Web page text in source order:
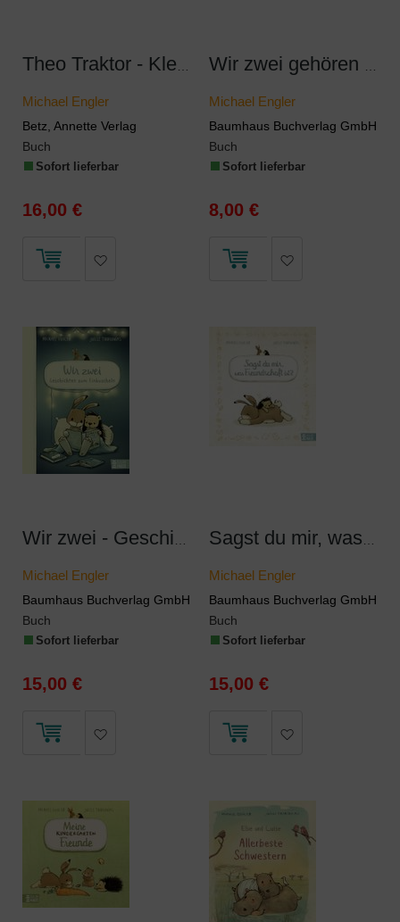
Michael Engler
Betz, Annette Verlag
Buch
Sofort lieferbar
16,00 €
Michael Engler
Baumhaus Buchverlag GmbH
Buch
Sofort lieferbar
8,00 €
Michael Engler
Baumhaus Buchverlag GmbH
Buch
Sofort lieferbar
15,00 €
Michael Engler
Baumhaus Buchverlag GmbH
Buch
Sofort lieferbar
15,00 €